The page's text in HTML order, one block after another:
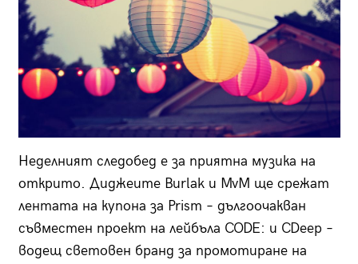
Неделният следобед е за приятна музика на
открито. Диджеите Burlak и MvM ще срежат
лентата на купона за Prism – дългоочакван
съвместен проект на лейбъла CODE: и CDeep –
водещ световен бранд за промотиране на